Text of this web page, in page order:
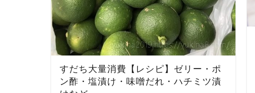
すだち大量消費【レシピ】ゼリー・ポ
ン酢・塩漬け・味噌だれ・ハチミツ漬